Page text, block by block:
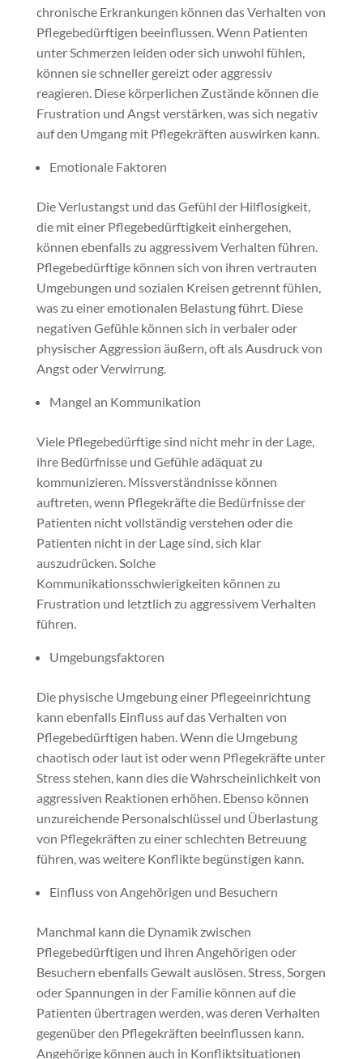
chronische Erkrankungen können das Verhalten von
Pflegebedürftigen beeinflussen. Wenn Patienten
unter Schmerzen leiden oder sich unwohl fühlen,
können sie schneller gereizt oder aggressiv
reagieren. Diese körperlichen Zustände können die
Frustration und Angst verstärken, was sich negativ
auf den Umgang mit Pflegekräften auswirken kann.
Emotionale Faktoren
Die Verlustangst und das Gefühl der Hilflosigkeit,
die mit einer Pflegebedürftigkeit einhergehen,
können ebenfalls zu aggressivem Verhalten führen.
Pflegebedürftige können sich von ihren vertrauten
Umgebungen und sozialen Kreisen getrennt fühlen,
was zu einer emotionalen Belastung führt. Diese
negativen Gefühle können sich in verbaler oder
physischer Aggression äußern, oft als Ausdruck von
Angst oder Verwirrung.
Mangel an Kommunikation
Viele Pflegebedürftige sind nicht mehr in der Lage,
ihre Bedürfnisse und Gefühle adäquat zu
kommunizieren. Missverständnisse können
auftreten, wenn Pflegekräfte die Bedürfnisse der
Patienten nicht vollständig verstehen oder die
Patienten nicht in der Lage sind, sich klar
auszudrücken. Solche
Kommunikationsschwierigkeiten können zu
Frustration und letztlich zu aggressivem Verhalten
führen.
Umgebungsfaktoren
Die physische Umgebung einer Pflegeeinrichtung
kann ebenfalls Einfluss auf das Verhalten von
Pflegebedürftigen haben. Wenn die Umgebung
chaotisch oder laut ist oder wenn Pflegekräfte unter
Stress stehen, kann dies die Wahrscheinlichkeit von
aggressiven Reaktionen erhöhen. Ebenso können
unzureichende Personalschlüssel und Überlastung
von Pflegekräften zu einer schlechten Betreuung
führen, was weitere Konflikte begünstigen kann.
Einfluss von Angehörigen und Besuchern
Manchmal kann die Dynamik zwischen
Pflegebedürftigen und ihren Angehörigen oder
Besuchern ebenfalls Gewalt auslösen. Stress, Sorgen
oder Spannungen in der Familie können auf die
Patienten übertragen werden, was deren Verhalten
gegenüber den Pflegekräften beeinflussen kann.
Angehörige können auch in Konfliktsituationen